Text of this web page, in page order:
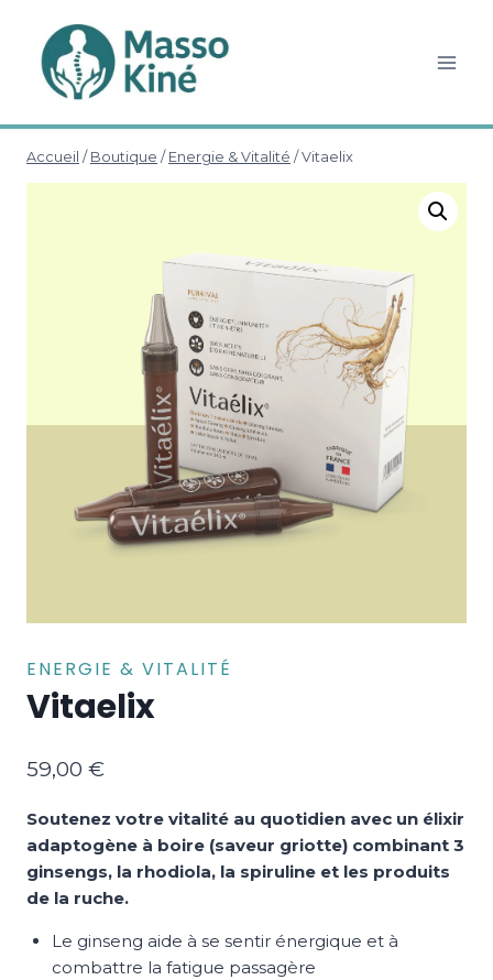
contenu
Accueil / Boutique / Energie & Vitalité / Vitaelix
ENERGIE & VITALITÉ
Vitaelix
59,00 €
Soutenez votre vitalité au quotidien avec un élixir
adaptogène à boire (saveur griotte) combinant 3
ginsengs, la rhodiola, la spiruline et les produits
de la ruche.
Le ginseng aide à se sentir énergique et à
combattre la fatigue passagère